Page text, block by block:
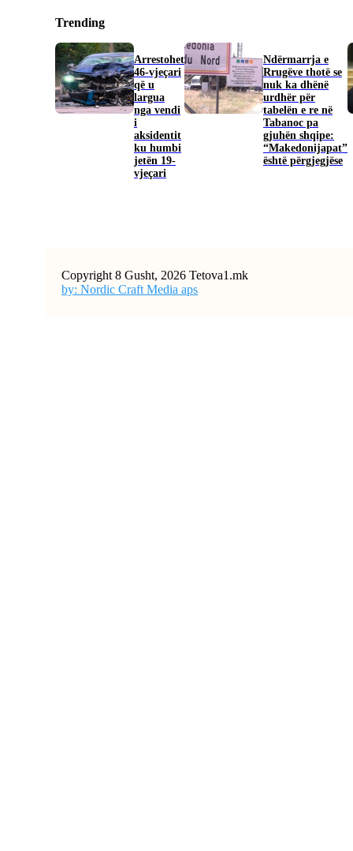
Trending
Arrestohet
46-vjeçari
që u
largua
nga vendi
i
aksidentit
ku humbi
jetën 19-
vjeçari
Ndërmarrja e
Rrugëve thotë se
nuk ka dhënë
urdhër për
tabelën e re në
Tabanoc pa
gjuhën shqipe:
“Makedonijapat”
është përgjegjëse
Copyright 8 Gusht, 2026 Tetova1.mk
by: Nordic Craft Media aps